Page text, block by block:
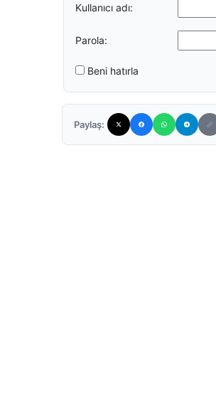
Kullanıcı adı:
Parola:
Beni hatırla
Paylaş: